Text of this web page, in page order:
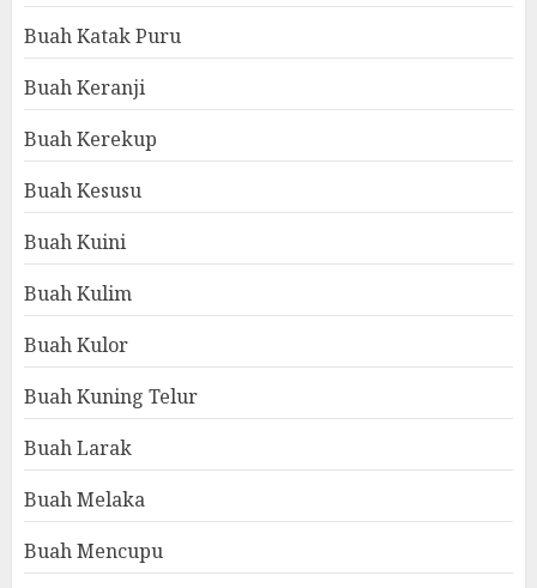
Buah Katak Puru
Buah Keranji
Buah Kerekup
Buah Kesusu
Buah Kuini
Buah Kulim
Buah Kulor
Buah Kuning Telur
Buah Larak
Buah Melaka
Buah Mencupu